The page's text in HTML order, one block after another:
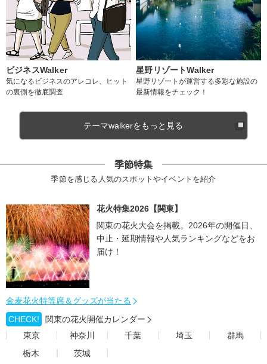
ビジネスWalker
気になるビジネスのアレコレ、ヒット
の裏側を徹底調査
星野リゾートWalker
星野リゾートが運営する多彩な施設の
最新情報をチェック！
テーマwalkerをもっと見る
季節特集
季節を感じる人気のスポットやイベントを紹介
花火特集2026【関東】
関東の花火大会を掲載。2026年の開催日、
中止・延期情報や人気ランキングなどをお
届け！
金麦花火特等席＆グッズが当たる
CHECK!
関東の花火開催カレンダー
東京
神奈川 千葉 埼玉
群馬
栃木
茨城